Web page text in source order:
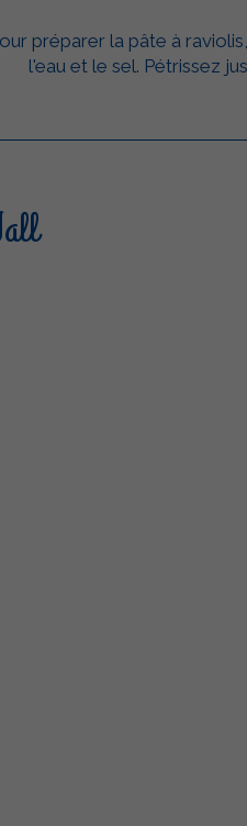
préparer la pâte à
l'eau et le sel. Pétrissez